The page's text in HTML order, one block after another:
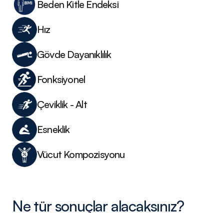
Beden Kitle Endeksi
Hız
Gövde Dayanıklılık
Fonksiyonel
Çeviklik - Alt
Esneklik
Ne tür sonuçlar alacaksınız?